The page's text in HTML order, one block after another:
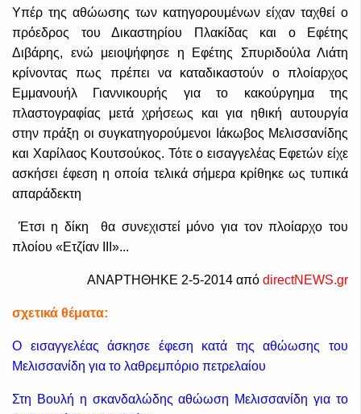
Υπέρ της αθώωσης των κατηγορουμένων είχαν ταχθεί ο
πρόεδρος του Δικαστηρίου Πλακίδας και ο Εφέτης
Διβάρης, ενώ μειοψήφησε η Εφέτης Σπυριδούλα Λιάτη
κρίνοντας πως πρέπει να καταδικαστούν ο πλοίαρχος
Εμμανουήλ Γιαννικουρής για το κακούργημα της
πλαστογραφίας μετά χρήσεως και για ηθική αυτουργία
στην πράξη οι συγκατηγορούμενοι Ιάκωβος Μελισσανίδης
και Χαρίλαος Κουτσούκος. Τότε ο εισαγγελέας Εφετών είχε
ασκήσει έφεση η οποία τελικά σήμερα κρίθηκε ως τυπικά
απαράδεκτη
Έτσι η δίκη θα συνεχιστεί μόνο για τον πλοίαρχο του
πλοίου «Ετζίαν ΙΙΙ»...
ΑΝΑΡΤΗΘΗΚΕ 2-5-2014 από directNEWS.gr
σχετικά θέματα:
Ο εισαγγελέας άσκησε έφεση κατά της αθώωσης του
Μελισσανίδη για το λαθρεμπόριο πετρελαίου
Στη Βουλή η σκανδαλώδης αθώωση Μελισσανίδη για το